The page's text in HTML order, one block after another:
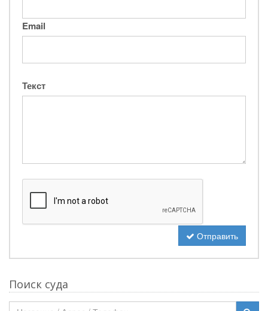
Email
Текст
Отправить
Поиск суда